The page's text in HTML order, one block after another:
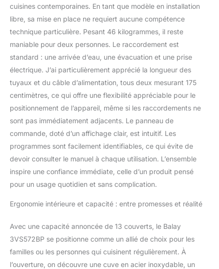
Vous pourrez laver
moins de vaisselle avec
des résultats étonnants
et une meilleure efficacité
Lavez votre vaisselle en
un temps record avec la
fonction + rapide du
un clin d'œil, votre
vaisselle sera propre,
sèche et prête à l'emploi
L'intérieur du lave-
paniers, dont un pour les
couverts ; celui situé
dans la partie supérieure
est RackMatic, c'est-à-
dire qu'il permet de le
régler en hauteur pour
que vous puissiez
nettoyer la vaisselle de
pourrez laver jusqu'à 13
services avec le lave-
vaisselle Balay, qui a des
dimensions de 84,5 x 60
cuisines contemporaines. En tant que modèle en installation
libre, sa mise en place ne requiert aucune compétence
technique particulière. Pesant 46 kilogrammes, il reste
maniable pour deux personnes. Le raccordement est
standard : une arrivée d’eau, une évacuation et une prise
électrique. J’ai particulièrement apprécié la longueur des
tuyaux et du câble d’alimentation, tous deux mesurant 175
centimètres, ce qui offre une flexibilité appréciable pour le
positionnement de l’appareil, même si les raccordements ne
sont pas immédiatement adjacents. Le panneau de
commande, doté d’un affichage clair, est intuitif. Les
programmes sont facilement identifiables, ce qui évite de
devoir consulter le manuel à chaque utilisation. L’ensemble
inspire une confiance immédiate, celle d’un produit pensé
pour un usage quotidien et sans complication.
Ergonomie intérieure et capacité : entre promesses et réalité
Avec une capacité annoncée de 13 couverts, le Balay
3VS572BP se positionne comme un allié de choix pour les
familles ou les personnes qui cuisinent régulièrement. À
l’ouverture, on découvre une cuve en acier inoxydable, un